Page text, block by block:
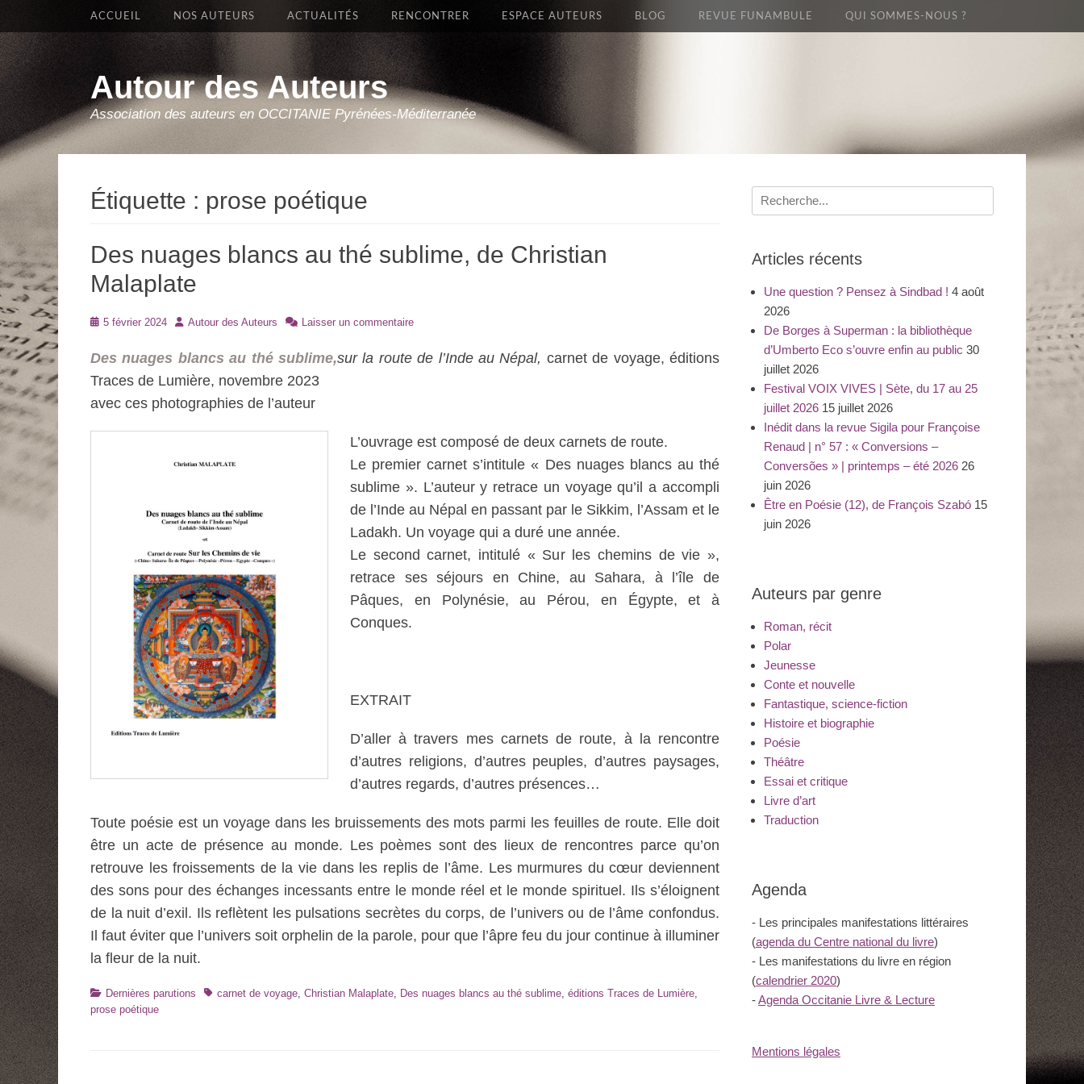
Autour des Auteurs
Association des auteurs en OCCITANIE Pyrénées-Méditerranée
Premier Menu
Aller
ACCUEIL NOS AUTEURS ACTUALITÉS RENCONTRER ESPACE AUTEURS BLOG REVUE FUNAMBULE QUI SOMMES-NOUS ?
Étiquette : prose poétique
Des nuages blancs au thé sublime, de Christian
Malaplate
Posté5 février 2024 Auteur
Autour des Auteurs Laisser un commentaire
Des nuages blancs au thé sublime,sur la route de l’Inde au Népal, carnet de voyage, éditions
Traces de Lumière, novembre 2023
avec ces photographies de l’auteur
L’ouvrage est composé de deux carnets de route.
Le premier carnet s’intitule « Des nuages blancs au thé
sublime ». L’auteur y retrace un voyage qu’il a accompli
de l’Inde au Népal en passant par le Sikkim, l’Assam et le
Ladakh. Un voyage qui a duré une année.
Le second carnet, intitulé « Sur les chemins de vie »,
retrace ses séjours en Chine, au Sahara, à l’île de
Pâques, en Polynésie, au Pérou, en Égypte, et à
Conques.
EXTRAIT
D’aller à travers mes carnets de route, à la rencontre
d’autres religions, d’autres peuples, d’autres paysages,
d’autres regards, d’autres présences…
Toute poésie est un voyage dans les bruissements des mots parmi les feuilles de route. Elle doit
être un acte de présence au monde. Les poèmes sont des lieux de rencontres parce qu’on
retrouve les froissements de la vie dans les replis de l’âme. Les murmures du cœur deviennent
des sons pour des échanges incessants entre le monde réel et le monde spirituel. Ils s’éloignent
de la nuit d’exil. Ils reflètent les pulsations secrètes du corps, de l’univers ou de l’âme confondus.
Il faut éviter que l’univers soit orphelin de la parole, pour que l’âpre feu du jour continue à illuminer
la fleur de la nuit.
Catégories
Dernières parutions Tagscarnet de voyage, Christian Malaplate, Des nuages blancs au thé sublime, éditions Traces de Lumière,
prose poétique
Recherche
pour
Articles récents
Une question ? Pensez à Sindbad ! 4 août
2026
De Borges à Superman : la bibliothèque
d’Umberto Eco s’ouvre enfin au public 30
juillet 2026
Festival VOIX VIVES | Sète, du 17 au 25
juillet 2026 15 juillet 2026
Inédit dans la revue Sigila pour Françoise
Renaud | n° 57 : « Conversions –
Conversões » | printemps – été 2026 26
juin 2026
Être en Poésie (12), de François Szabó 15
juin 2026
Auteurs par genre
Roman, récit
Polar
Jeunesse
Conte et nouvelle
Fantastique, science-fiction
Histoire et biographie
Poésie
Théâtre
Essai et critique
Livre d’art
Traduction
Agenda
- Les principales manifestations littéraires
(agenda du Centre national du livre)
- Les manifestations du livre en région
(calendrier 2020)
-Agenda Occitanie Livre & Lecture
Mentions légales